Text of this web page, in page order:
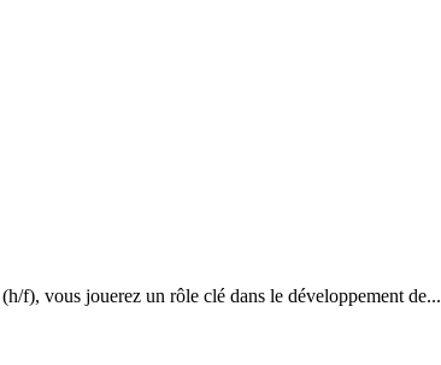
(h/f), vous jouerez un rôle clé dans le développement de...